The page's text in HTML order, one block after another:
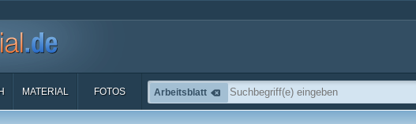
MATERIAL FOTOS Arbeitsblatt